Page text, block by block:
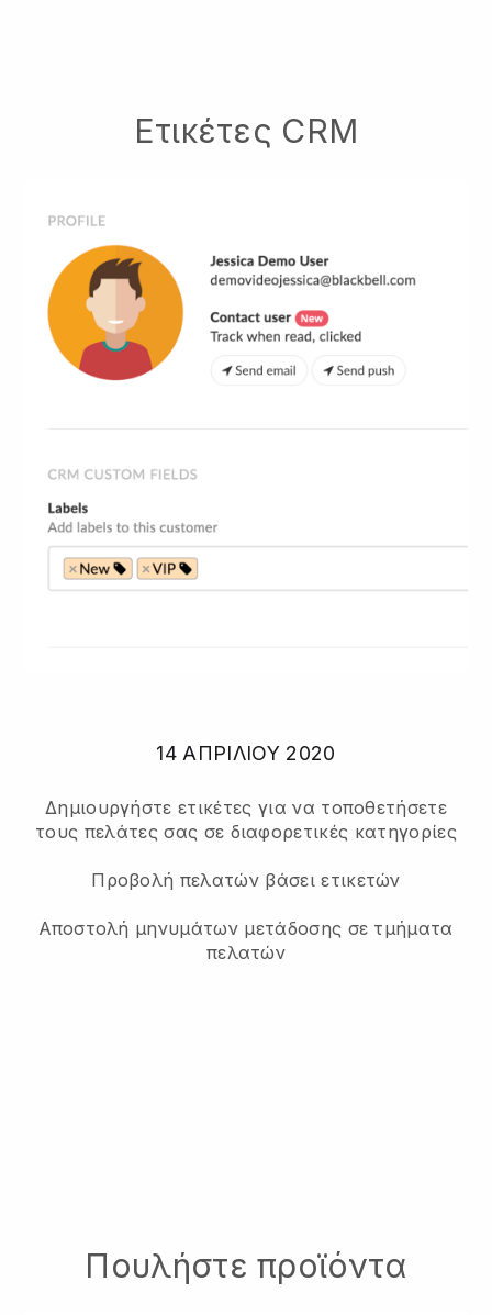
Ετικέτες CRM
14 ΑΠΡΙΛΊΟΥ 2020
Δημιουργήστε ετικέτες για να τοποθετήσετε
τους πελάτες σας σε διαφορετικές κατηγορίες
Προβολή πελατών βάσει ετικετών
Αποστολή μηνυμάτων μετάδοσης σε τμήματα
πελατών
Πουλήστε προϊόντα